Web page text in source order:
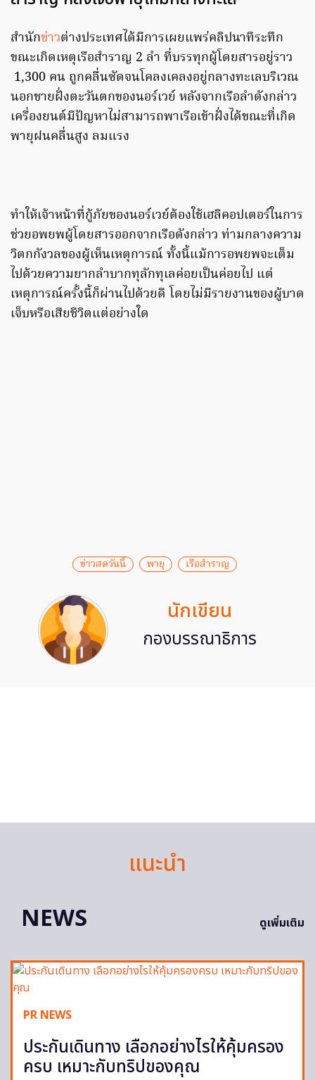
สำนักข่าวต่างประเทศได้มีการเผยแพร่คลิปนาทีระทึก
ขณะเกิดเหตุเรือสำราญ 2 ลำ ที่บรรทุกผู้โดยสารอยู่ราว
1,300 คน ถูกคลื่นซัดจนโคลงเคลงอยู่กลางทะเลบริเวณ
นอกชายฝั่งตะวันตกของนอร์เวย์ หลังจากเรือลำดังกล่าว
เครื่องยนต์มีปัญหาไม่สามารถพาเรือเข้าฝั่งได้ขณะที่เกิด
พายุฝนคลื่นสูง ลมแรง
ทำให้เจ้าหน้าที่กู้ภัยของนอร์เวย์ต้องใช้เฮลิคอปเตอร์ในการ
ช่วยอพยพผู้โดยสารออกจากเรือดังกล่าว ท่ามกลางความ
วิตกกังวลของผู้เห็นเหตุการณ์ ทั้งนี้แม้การอพยพจะเต็ม
ไปด้วยความยากลำบากทุลักทุเลค่อยเป็นค่อยไป แต่
เหตุการณ์ครั้งนี้ก็ผ่านไปด้วยดี โดยไม่มีรายงานของผู้บาด
เจ็บหรือเสียชีวิตแต่อย่างใด
ข่าวสดวันนี้ พายุ เรือสำราญ
นักเขียน
กองบรรณาธิการ
แนะนำ
NEWS
ดูเพิ่มเติม
PR NEWS
ประกันเดินทาง เลือกอย่างไรให้คุ้มครอง
ครบ เหมาะกับทริปของคุณ